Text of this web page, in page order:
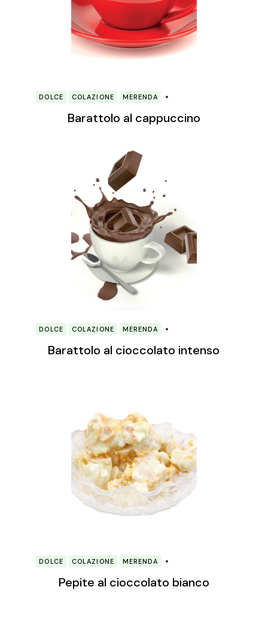
DOLCE COLAZIONE MERENDA
Barattolo al cappuccino
DOLCE COLAZIONE MERENDA
Barattolo al cioccolato intenso
DOLCE COLAZIONE MERENDA
Pepite al cioccolato bianco